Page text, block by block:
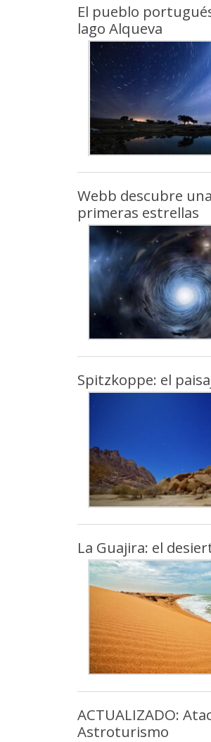
El pueblo
lago Alqueva
Webb descubre
primeras estrellas
Spitzkoppe: el
La Guajira: el
ACTUALIZADO:
Astroturismo